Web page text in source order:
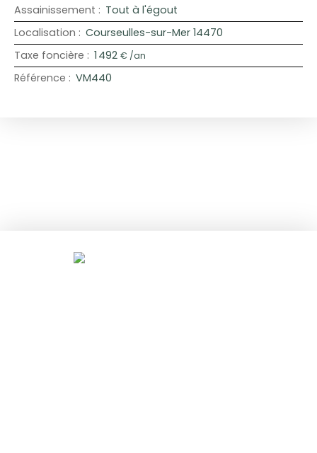
Assainissement : Tout à l'égout
Localisation : Courseulles-sur-Mer 14470
Taxe foncière : 1 492 € /an
Référence : VM440